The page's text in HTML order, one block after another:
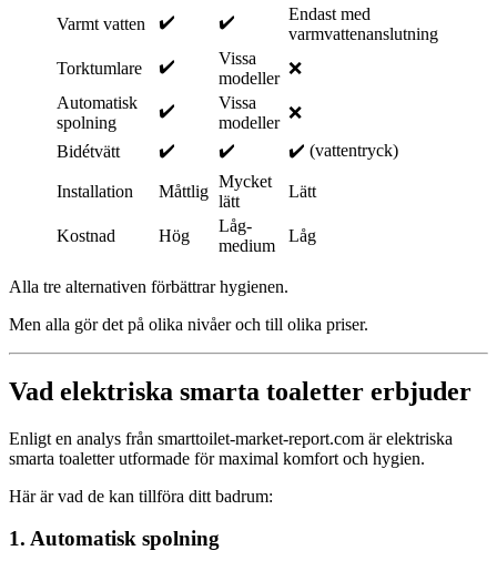
Varmt vatten ✔️ ✔️
Endast med
varmvattenanslutning
Torktumlare
✔️
Vissa
modeller
❌
Automatisk
spolning
✔️
Vissa
modeller
❌
Bidétvätt ✔️ ✔️ ✔️ (vattentryck)
Installation Måttlig
Mycket
lätt
Lätt
Kostnad Hög
Låg-
medium
Låg
Alla tre alternativen förbättrar hygienen.
Men alla gör det på olika nivåer och till olika priser.
Vad elektriska smarta toaletter erbjuder
Enligt en analys från smarttoilet-market-report.com är elektriska
smarta toaletter utformade för maximal komfort och hygien.
Här är vad de kan tillföra ditt badrum:
1. Automatisk spolning